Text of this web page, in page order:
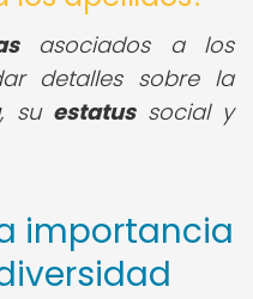
asociados a los
detalles sobre la
, su estatussocial y
importancia